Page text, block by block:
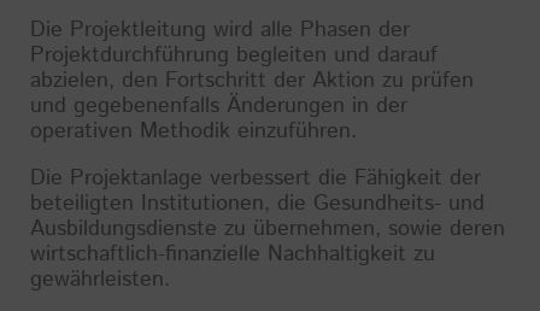
Die Projektleitung wird alle Phasen der
Projektdurchführung begleiten und darauf
abzielen, den Fortschritt der Aktion zu prüfen
und gegebenenfalls Änderungen in der
operativen Methodik einzuführen.
Die Projektanlage verbessert die Fähigkeit der
beteiligten Institutionen, die Gesundheits- und
Ausbildungsdienste zu übernehmen, sowie deren
wirtschaftlich-finanzielle Nachhaltigkeit zu
gewährleisten.